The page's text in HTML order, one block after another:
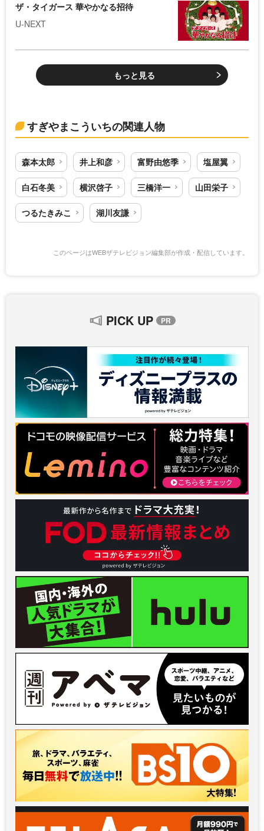
ザ・タイガース 華やかなる招待
U-NEXT
もっと見る
すぎやまこういちの関連人物
森本太郎 井上和彦 富野由悠季 塩屋翼
白石冬美 横沢啓子 三橋洋一 山田栄子
つるたきみこ 湖川友謙
このページはWEBザテレビジョン編集部が作成・配信しています。
PICK UP